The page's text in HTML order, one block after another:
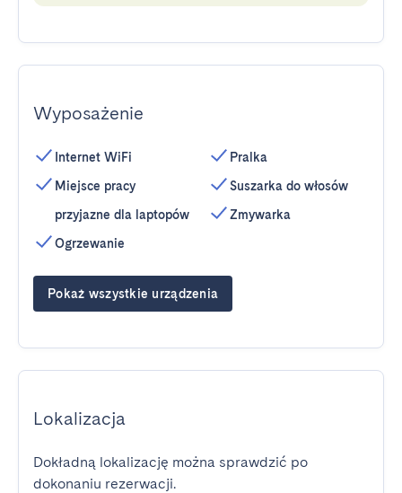
Wyposażenie
Internet WiFi
Miejsce pracy
przyjazne dla laptopów
Ogrzewanie
Pralka
Suszarka do włosów
Zmywarka
Pokaż wszystkie urządzenia
Lokalizacja
Dokładną lokalizację można sprawdzić po
dokonaniu rezerwacji.